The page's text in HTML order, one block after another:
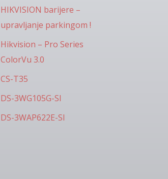
HIKVISION barijere –
upravljanje parkingom !
Hikvision – Pro Series
ColorVu 3.0
CS-T35
DS-3WG105G-SI
DS-3WAP622E-SI